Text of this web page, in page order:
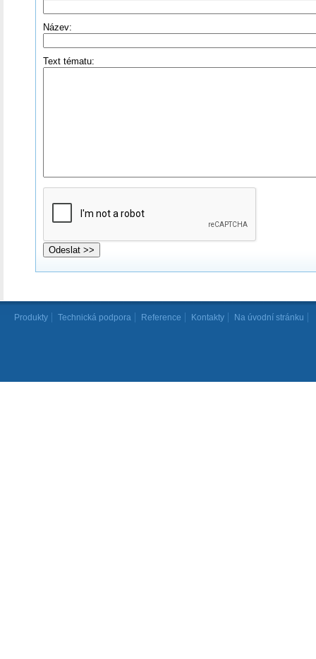
Název:
Text tématu:
Produkty Technická podpora Reference Kontakty Na úvodní stránku